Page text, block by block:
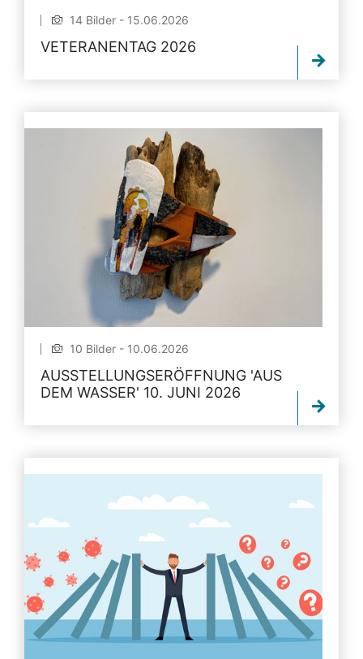
14 Bilder - 15.06.2026
VETERANENTAG 2026
10 Bilder - 10.06.2026
AUSSTELLUNGSERÖFFNUNG 'AUS
DEM WASSER' 10. JUNI 2026